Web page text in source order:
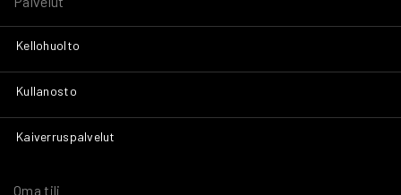
Kellohuolto
Kullanosto
Kaiverruspalvelut
Oma tili